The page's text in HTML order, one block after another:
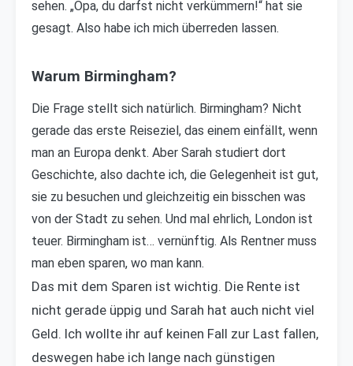
sehen. „Opa, du darfst nicht verkümmern!“ hat sie
gesagt. Also habe ich mich überreden lassen.
Warum Birmingham?
Die Frage stellt sich natürlich. Birmingham? Nicht
gerade das erste Reiseziel, das einem einfällt, wenn
man an Europa denkt. Aber Sarah studiert dort
Geschichte, also dachte ich, die Gelegenheit ist gut,
sie zu besuchen und gleichzeitig ein bisschen was
von der Stadt zu sehen. Und mal ehrlich, London ist
teuer. Birmingham ist… vernünftig. Als Rentner muss
man eben sparen, wo man kann.
Das mit dem Sparen ist wichtig. Die Rente ist
nicht gerade üppig und Sarah hat auch nicht viel
Geld. Ich wollte ihr auf keinen Fall zur Last fallen,
deswegen habe ich lange nach günstigen